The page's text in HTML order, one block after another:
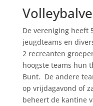
De vereniging heeft
jeugdteams en
2 recreanten
hoogste teams hun
Bunt. De andere
op vrijdagavond of
beheert de kantine